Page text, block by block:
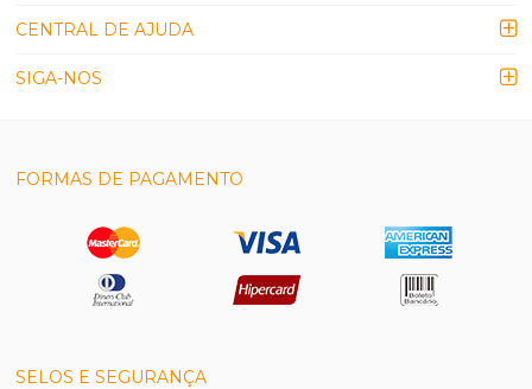
CENTRAL DE AJUDA
SIGA-NOS
FORMAS DE PAGAMENTO
SELOS E SEGURANÇA